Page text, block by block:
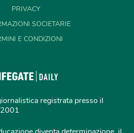
PRIVACY
SOCIETARIE
E CONDIZIONI
registrata presso il